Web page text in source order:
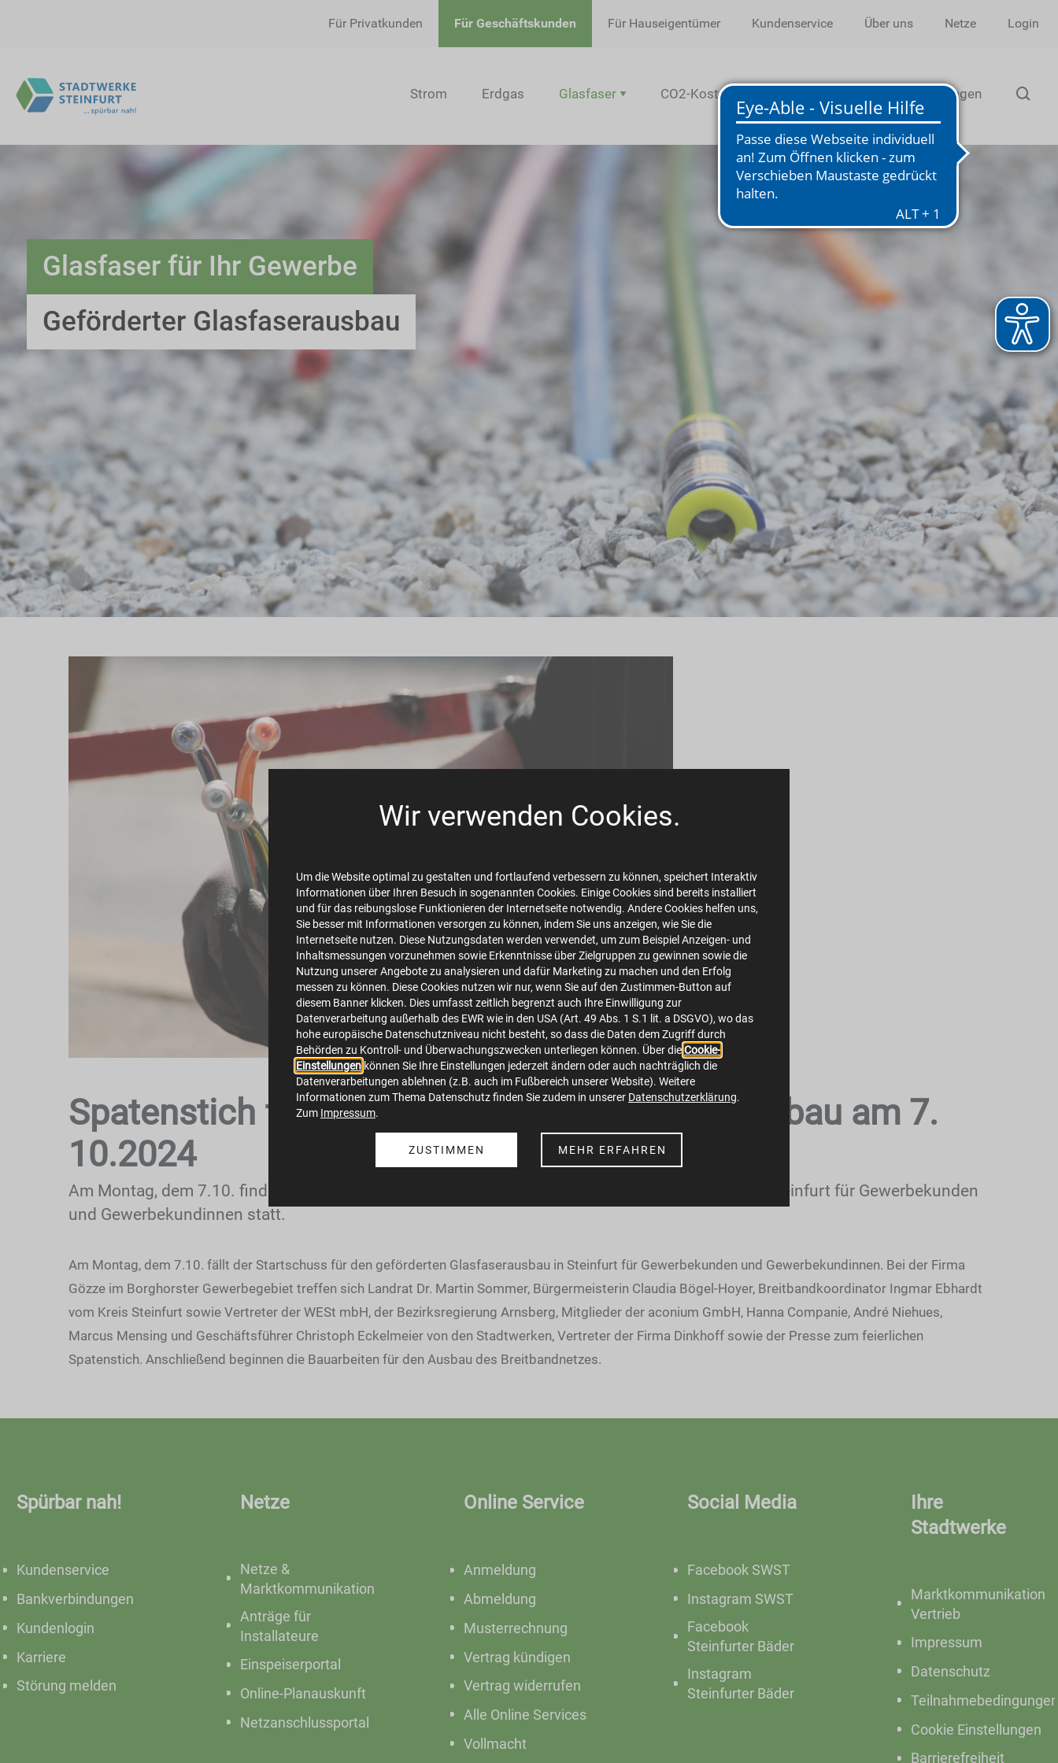
Wir verwenden Cookies.
Um die Website optimal zu gestalten und fortlaufend verbessern zu können, speichert Interaktiv
Informationen über Ihren Besuch in sogenannten Cookies. Einige Cookies sind bereits installiert
und für das reibungslose Funktionieren der Internetseite notwendig. Andere Cookies helfen uns,
Sie besser mit Informationen versorgen zu können, indem Sie uns anzeigen, wie Sie die
Internetseite nutzen. Diese Nutzungsdaten werden verwendet, um zum Beispiel Anzeigen- und
Inhaltsmessungen vorzunehmen sowie Erkenntnisse über Zielgruppen zu gewinnen sowie die
Nutzung unserer Angebote zu analysieren und dafür Marketing zu machen und den Erfolg
messen zu können. Diese Cookies nutzen wir nur, wenn Sie auf den Zustimmen-Button auf
diesem Banner klicken. Dies umfasst zeitlich begrenzt auch Ihre Einwilligung zur
Datenverarbeitung außerhalb des EWR wie in den USA (Art. 49 Abs. 1 S.1 lit. a DSGVO), wo das
hohe europäische Datenschutzniveau nicht besteht, so dass die Daten dem Zugriff durch
Behörden zu Kontroll- und Überwachungszwecken unterliegen können. Über dieCookie-
Einstellungen können Sie Ihre Einstellungen jederzeit ändern oder auch nachträglich die
Datenverarbeitungen ablehnen (z.B. auch im Fußbereich unserer Website). Weitere
Informationen zum Thema Datenschutz finden Sie zudem in unserer Datenschutzerklärung.
Zum Impressum.
ZUSTIMMEN MEHR ERFAHREN
Für Privatkunden Für Geschäftskunden Für Hauseigentümer Kundenservice Über uns Netze Login
Strom Erdgas Glasfaser CO2-Kostenrechner PV-Anlagen
Glasfaser für Ihr Gewerbe
Geförderter Glasfaserausbau
Spatenstich für den geförderten Glasfaserausbau am 7.
10.2024
Am Montag, dem 7.10. findet der feierliche Spatenstich für den geförderten Glasfaserausbau in Steinfurt für Gewerbekunden
und Gewerbekundinnen statt.
Am Montag, dem 7.10. fällt der Startschuss für den geförderten Glasfaserausbau in Steinfurt für Gewerbekunden und Gewerbekundinnen. Bei der Firma
Gözze im Borghorster Gewerbegebiet treffen sich Landrat Dr. Martin Sommer, Bürgermeisterin Claudia Bögel-Hoyer, Breitbandkoordinator Ingmar Ebhardt
vom Kreis Steinfurt sowie Vertreter der WESt mbH, der Bezirksregierung Arnsberg, Mitglieder der aconium GmbH, Hanna Companie, André Niehues,
Marcus Mensing und Geschäftsführer Christoph Eckelmeier von den Stadtwerken, Vertreter der Firma Dinkhoff sowie der Presse zum feierlichen
Spatenstich. Anschließend beginnen die Bauarbeiten für den Ausbau des Breitbandnetzes.
Spürbar nah!
Kundenservice
Bankverbindungen
Kundenlogin
Karriere
Störung melden
Netze
Netze &
Marktkommunikation
Anträge für
Installateure
Einspeiserportal
Online-Planauskunft
Netzanschlussportal
Online Service
Anmeldung
Abmeldung
Musterrechnung
Vertrag kündigen
Vertrag widerrufen
Alle Online Services
Vollmacht
Social Media
Facebook SWST
Instagram SWST
Facebook
Steinfurter Bäder
Instagram
Steinfurter Bäder
Ihre
Stadtwerke
Marktkommunikation
Vertrieb
Impressum
Datenschutz
Teilnahmebedingungen
Cookie Einstellungen
Barrierefreiheit